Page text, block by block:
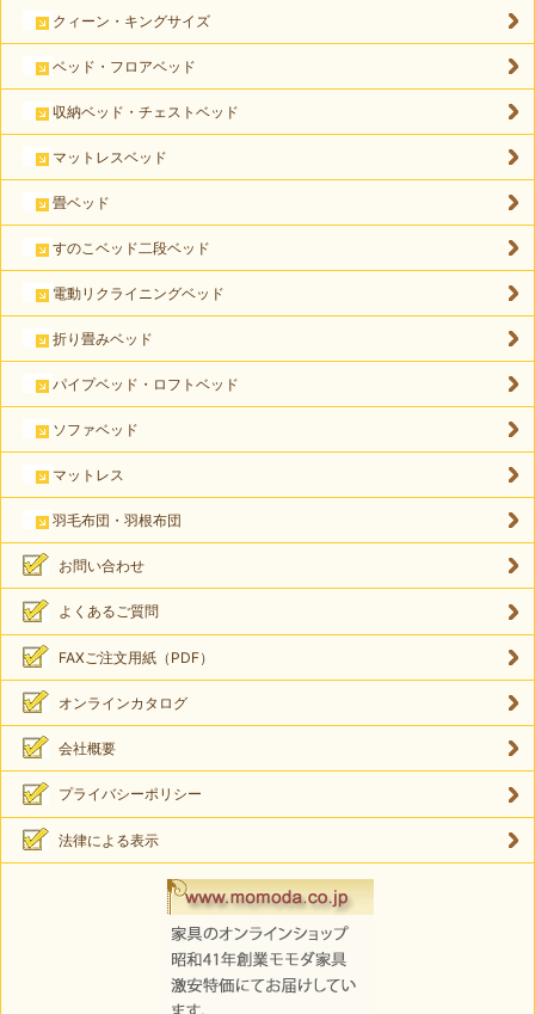
クィーン・キングサイズ
ベッド・フロアベッド
収納ベッド・チェストベッド
マットレスベッド
畳ベッド
すのこベッド二段ベッド
電動リクライニングベッド
折り畳みベッド
パイプベッド・ロフトベッド
ソファベッド
マットレス
羽毛布団・羽根布団
お問い合わせ
よくあるご質問
FAXご注文用紙（PDF）
オンラインカタログ
会社概要
プライバシーポリシー
法律による表示